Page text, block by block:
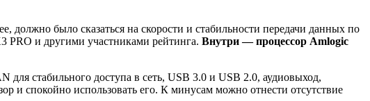
было сказаться на скорости и стабильности передачи данных по
и другими участниками рейтинга. Внутри — процессор Amlogic
стабильного доступа в сеть, USB 3.0 и USB 2.0, аудиовыход,
и спокойно использовать его. К минусам можно отнести отсутствие